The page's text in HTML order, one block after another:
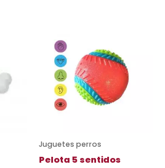
Juguetes perros
Pelota 5 sentidos